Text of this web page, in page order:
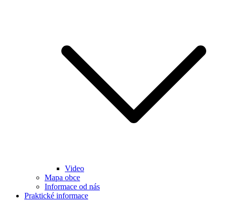
Video
Mapa obce
Informace od nás
Praktické informace